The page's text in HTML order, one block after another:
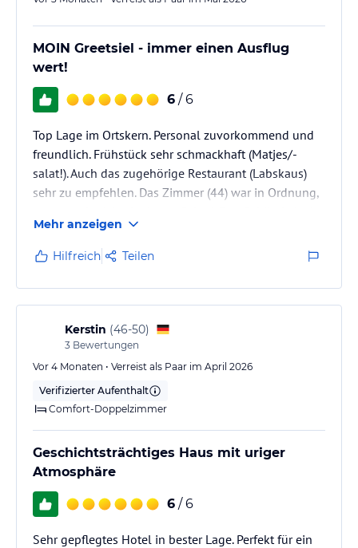
MOIN Greetsiel - immer einen Ausflug
wert!
6 / 6
Top Lage im Ortskern. Personal zuvorkommend und
freundlich. Frühstück sehr schmackhaft (Matjes/-
salat!). Auch das zugehörige Restaurant (Labskaus)
sehr zu empfehlen. Das Zimmer (44) war in Ordnung,
nicht mehr ganz neu.
Mehr anzeigen
Hilfreich Teilen
Kerstin (46-50)
3 Bewertungen
Vor 4 Monaten • Verreist als Paar im April 2026
Verifizierter Aufenthalt
Comfort-Doppelzimmer
Geschichtsträchtiges Haus mit uriger
Atmosphäre
6 / 6
Sehr gepflegtes Hotel in bester Lage. Perfekt für ein